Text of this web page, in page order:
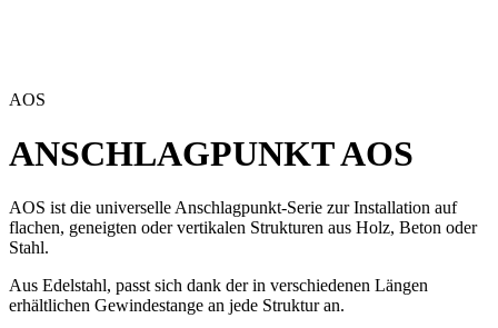
AOS
ANSCHLAGPUNKTAOS
AOS ist die universelleAnschlagpunkt-Serie zur Installation auf
flachen, geneigten oder vertikalen Strukturen aus Holz, Beton oder
Stahl.
Aus Edelstahl, passt sich dank der in verschiedenen Längen
erhältlichen Gewindestange an jede Struktur an.